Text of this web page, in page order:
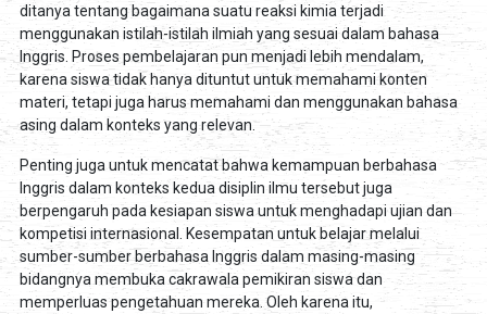
ditanya tentang bagaimana suatu reaksi kimia terjadi
menggunakan istilah-istilah ilmiah yang sesuai dalam bahasa
Inggris. Proses pembelajaran pun menjadi lebih mendalam,
karena siswa tidak hanya dituntut untuk memahami konten
materi, tetapi juga harus memahami dan menggunakan bahasa
asing dalam konteks yang relevan.
Penting juga untuk mencatat bahwa kemampuan berbahasa
Inggris dalam konteks kedua disiplin ilmu tersebut juga
berpengaruh pada kesiapan siswa untuk menghadapi ujian dan
kompetisi internasional. Kesempatan untuk belajar melalui
sumber-sumber berbahasa Inggris dalam masing-masing
bidangnya membuka cakrawala pemikiran siswa dan
memperluas pengetahuan mereka. Oleh karena itu,